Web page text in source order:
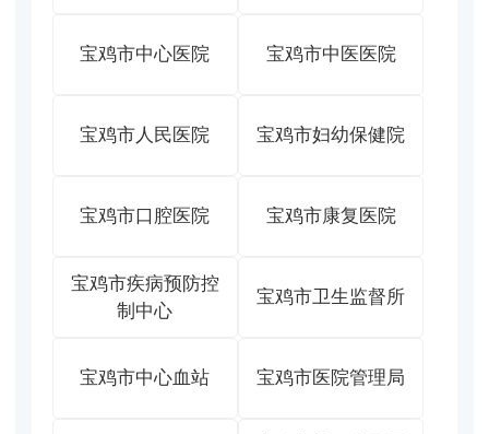
宝鸡市中心医院 宝鸡市中医医院
宝鸡市人民医院 宝鸡市妇幼保健院
宝鸡市口腔医院 宝鸡市康复医院
宝鸡市疾病预防控
制中心
宝鸡市卫生监督所
宝鸡市中心血站 宝鸡市医院管理局